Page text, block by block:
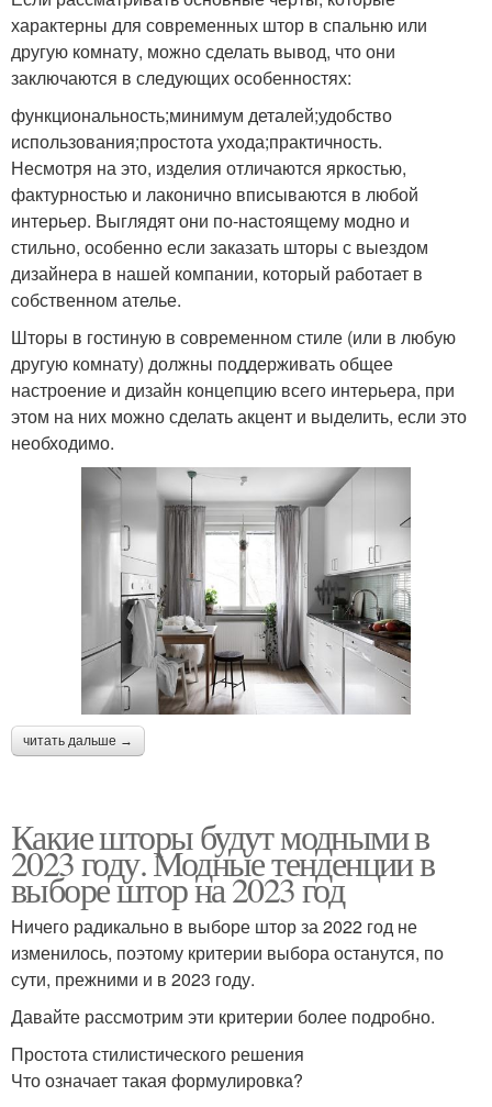
характерны для современных штор в спальню или
другую комнату, можно сделать вывод, что они
заключаются в следующих особенностях:
функциональность;минимум деталей;удобство
использования;простота ухода;практичность.
Несмотря на это, изделия отличаются яркостью,
фактурностью и лаконично вписываются в любой
интерьер. Выглядят они по-настоящему модно и
стильно, особенно если заказать шторы с выездом
дизайнера в нашей компании, который работает в
собственном ателье.
Шторы в гостиную в современном стиле (или в любую
другую комнату) должны поддерживать общее
настроение и дизайн концепцию всего интерьера, при
этом на них можно сделать акцент и выделить, если это
необходимо.
читать дальше →
Какие шторы будут модными в
2023 году. Модные тенденции в
выборе штор на 2023 год
Ничего радикально в выборе штор за 2022 год не
изменилось, поэтому критерии выбора останутся, по
сути, прежними и в 2023 году.
Давайте рассмотрим эти критерии более подробно.
Простота стилистического решения
Что означает такая формулировка?